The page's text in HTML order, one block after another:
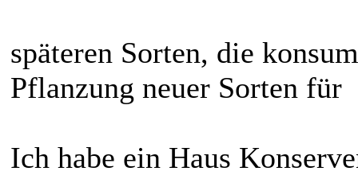
späteren Sorten, die
Pflanzung neuer Sorten für
Ich habe ein Haus